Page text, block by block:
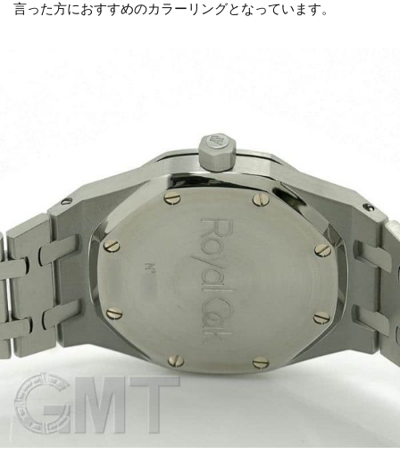
言った方におすすめのカラーリングとなっています。